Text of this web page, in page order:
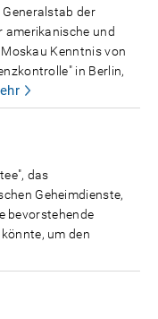
der
amerikanische und
Kenntnis von
in Berlin,
das
Geheimdienste,
bevorstehende
um den